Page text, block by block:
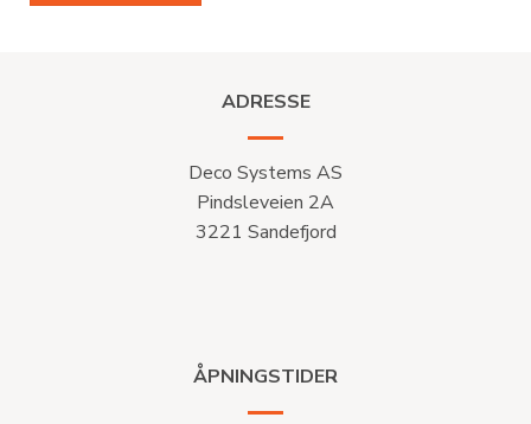
ADRESSE
Deco Systems AS
Pindsleveien 2A
3221 Sandefjord
ÅPNINGSTIDER